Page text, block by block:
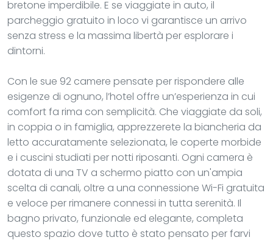
bretone imperdibile. E se viaggiate in auto, il
parcheggio gratuito in loco vi garantisce un arrivo
senza stress e la massima libertà per esplorare i
dintorni.
Con le sue 92 camere pensate per rispondere alle
esigenze di ognuno, l’hotel offre un’esperienza in cui
comfort fa rima con semplicità. Che viaggiate da soli,
in coppia o in famiglia, apprezzerete la biancheria da
letto accuratamente selezionata, le coperte morbide
e i cuscini studiati per notti riposanti. Ogni camera è
dotata di una TV a schermo piatto con un'ampia
scelta di canali, oltre a una connessione Wi-Fi gratuita
e veloce per rimanere connessi in tutta serenità. Il
bagno privato, funzionale ed elegante, completa
questo spazio dove tutto è stato pensato per farvi